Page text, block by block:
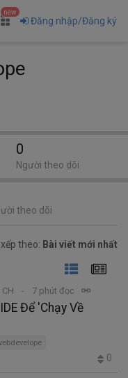
new
Đăng nhập/Đăng ký
theo dõi
theo: Bài viết mới nhất
7 phút đọc
Để 'Chạy Về
0
0
Người theo dõi